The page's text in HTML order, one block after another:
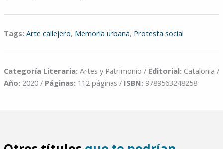
Tags: Arte callejero, Memoria urbana, Protesta social
Categoría Literaria: Artes y Patrimonio / Editorial: Catalonia /
Año: 2020 / Páginas: 112 páginas / ISBN: 9789563248258